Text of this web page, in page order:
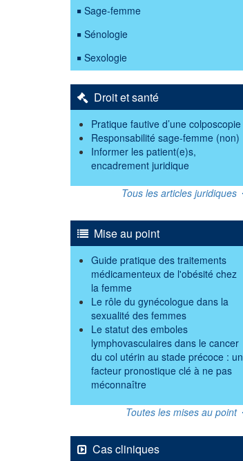
Sage-femme
Sénologie
Sexologie
Droit et santé
Pratique fautive d’une colposcopie
Responsabilité sage-femme (non)
Informer les patient(e)s,
encadrement juridique
Tous les articles juridiques
Mise au point
Guide pratique des traitements
médicamenteux de l'obésité chez
la femme
Le rôle du gynécologue dans la
sexualité des femmes
Le statut des emboles
lymphovasculaires dans le cancer
du col utérin au stade précoce : un
facteur pronostique clé à ne pas
méconnaître
Toutes les mises au point
Cas cliniques